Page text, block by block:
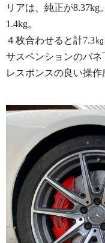
リアは、純正が
1.4kg。
４枚合わせると計7.3
サスペンションのバネ
レスポンスの良い操作